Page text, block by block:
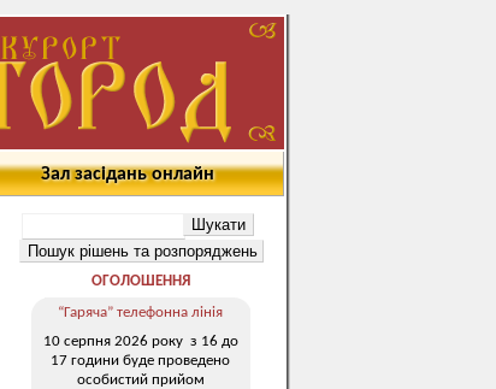
Зал засідань онлайн
ОГОЛОШЕННЯ
“Гаряча” телефонна лінія
10 серпня 2026 року з 16 до
17 години буде проведено
особистий прийом